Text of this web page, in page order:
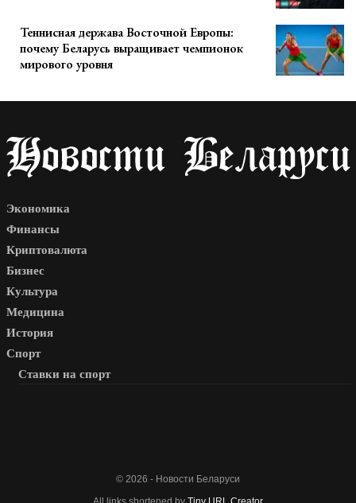
Теннисная держава Восточной Европы:
почему Беларусь выращивает чемпионок
мирового уровня
Экономика
Финансы
Криптовалюта
Бизнес
Культура
Медицина
История
Спорт
Ставки на спорт
© 2026 - Новости Беларуси